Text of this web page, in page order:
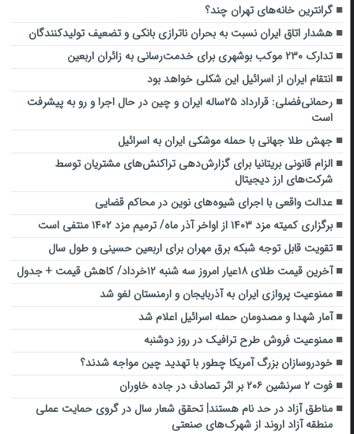
گرانترین خانه‌های تهران چند؟
هشدار اتاق ایران نسبت به بحران ناترازی بانکی و تضعیف تولیدکنندگان
تدارک ۲۳۰ موکب بوشهری برای خدمت‌رسانی به زائران اربعین
انتقام ایران از اسرائیل این شکلی خواهد بود
رحمانی‌فضلی: قرارداد ۲۵ساله ایران و چین در حال اجرا و رو به پیشرفت
است
جهش طلا جهانی با حمله موشکی ایران به اسرائیل
الزام قانونی بریتانیا برای گزارش‌دهی تراکنش‌های مشتریان توسط
شرکت‌های ارز دیجیتال
عدالت واقعی با اجرای شیوه‌های نوین در محاکم قضایی
برگزاری کمیته مزد ۱۴۰۳ از اواخر آذر ماه/ ترمیم مزد ۱۴۰۲ منتفی است
تقویت قابل توجه شبکه برق مهران برای اربعین حسینی و طول سال
آخرین قیمت طلای ۱۸عیار امروز سه شنبه ۱۲خرداد/ کاهش قیمت + جدول
ممنوعیت پروازی ایران به آذربایجان و ارمنستان لغو شد
آمار شهدا و مصدومان حمله اسرائیل اعلام شد
ممنوعیت فروش طرح ترافیک در روز دوشنبه
خودروسازان بزرگ آمریکا چطور با تهدید چین مواجه شدند؟
فوت ۲ سرنشین ۲۰۶ بر اثر تصادف در جاده خاوران
مناطق آزاد در حد نام هستند| تحقق شعار سال در گروی حمایت عملی
منطقه آزاد اروند از شهرک‌های صنعتی